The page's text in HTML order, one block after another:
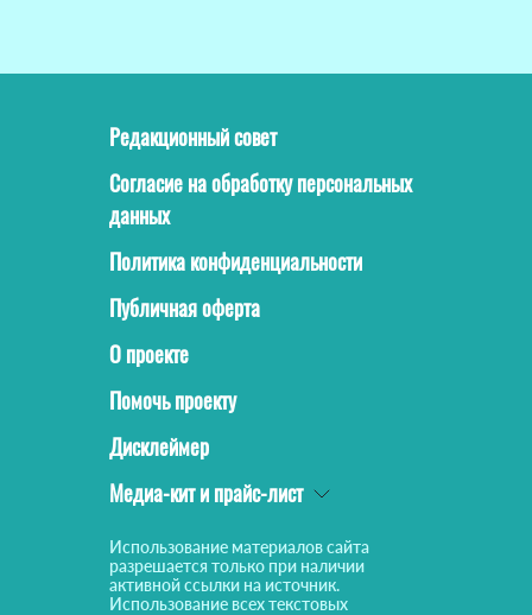
Редакционный совет
Согласие на обработку персональных
данных
Политика конфиденциальности
Публичная оферта
О проекте
Помочь проекту
Дисклеймер
Медиа-кит и прайс-лист
Использование материалов сайта
разрешается только при наличии
активной ссылки на источник.
Использование всех текстовых